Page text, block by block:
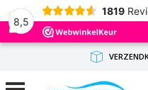
8,5
1819
GRATIS